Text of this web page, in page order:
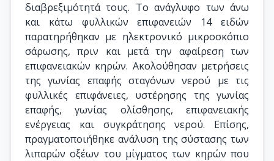
διαβρεξιμότητά τους. Το ανάγλυφο των άνω
και κάτω φυλλικών επιφανειών 14 ειδών
παρατηρήθηκαν με ηλεκτρονικό μικροσκόπιο
σάρωσης, πριν και μετά την αφαίρεση των
επιφανειακών κηρών. Ακολούθησαν μετρήσεις
της γωνίας επαφής σταγόνων νερού με τις
φυλλικές επιφάνειες, υστέρησης της γωνίας
επαφής, γωνίας ολίσθησης, επιφανειακής
ενέργειας και συγκράτησης νερού. Επίσης,
πραγματοποιήθηκε ανάλυση της σύστασης των
λιπαρών οξέων του μίγματος των κηρών που